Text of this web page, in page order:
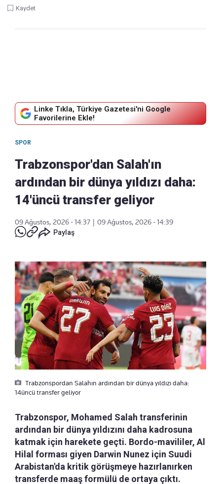
Kaydet
Linke Tıkla, Türkiye Gazetesi'ni Google
Favorilerine Ekle!
SPOR
Trabzonspor'dan Salah'ın
ardından bir dünya yıldızı daha:
14'üncü transfer geliyor
09 Ağustos, 2026 - 14:37
09 Ağustos, 2026 - 14:39
Paylaş
Trabzonspordan Salahın ardından bir dünya yıldızı daha:
14üncü transfer geliyor
Trabzonspor, Mohamed Salah transferinin
ardından bir dünya yıldızını daha kadrosuna
katmak için harekete geçti. Bordo-mavililer, Al
Hilal forması giyen Darwin Nunez için Suudi
Arabistan'da kritik görüşmeye hazırlanırken
transferde maaş formülü de ortaya çıktı.